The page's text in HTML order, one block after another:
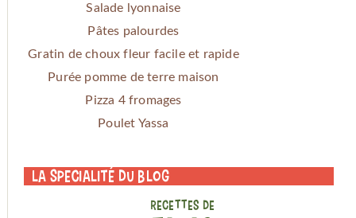
Salade lyonnaise
Pâtes palourdes
Gratin de choux fleur facile et rapide
Purée pomme de terre maison
Pizza 4 fromages
Poulet Yassa
La specialité du blog
RECETTES DE